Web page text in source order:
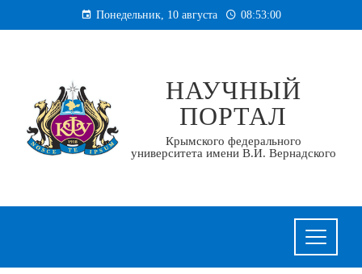
к
Понедельник, 10 августа 08:53:01
НАУЧНЫЙ
ПОРТАЛ
Крымского федерального
университета имени В.И. Вернадского